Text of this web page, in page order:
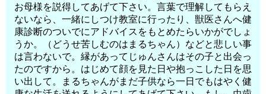
お母様を説得してあげて下さい。言葉で理解してもらえ
ないなら、一緒にしつけ教室に行ったり、獣医さんへ健
康診断のついでにアドバイスをもとめたらいかがでしょ
うか。（どうせ苦しむのはまるちゃん）などと悲しい事
は言わないで。縁があってじゅんさんはその子と出会っ
たのですから。はじめて顔を見た日や抱っこした日を思
い出して。まるちゃんがまだ子供なら一日でもはやく健